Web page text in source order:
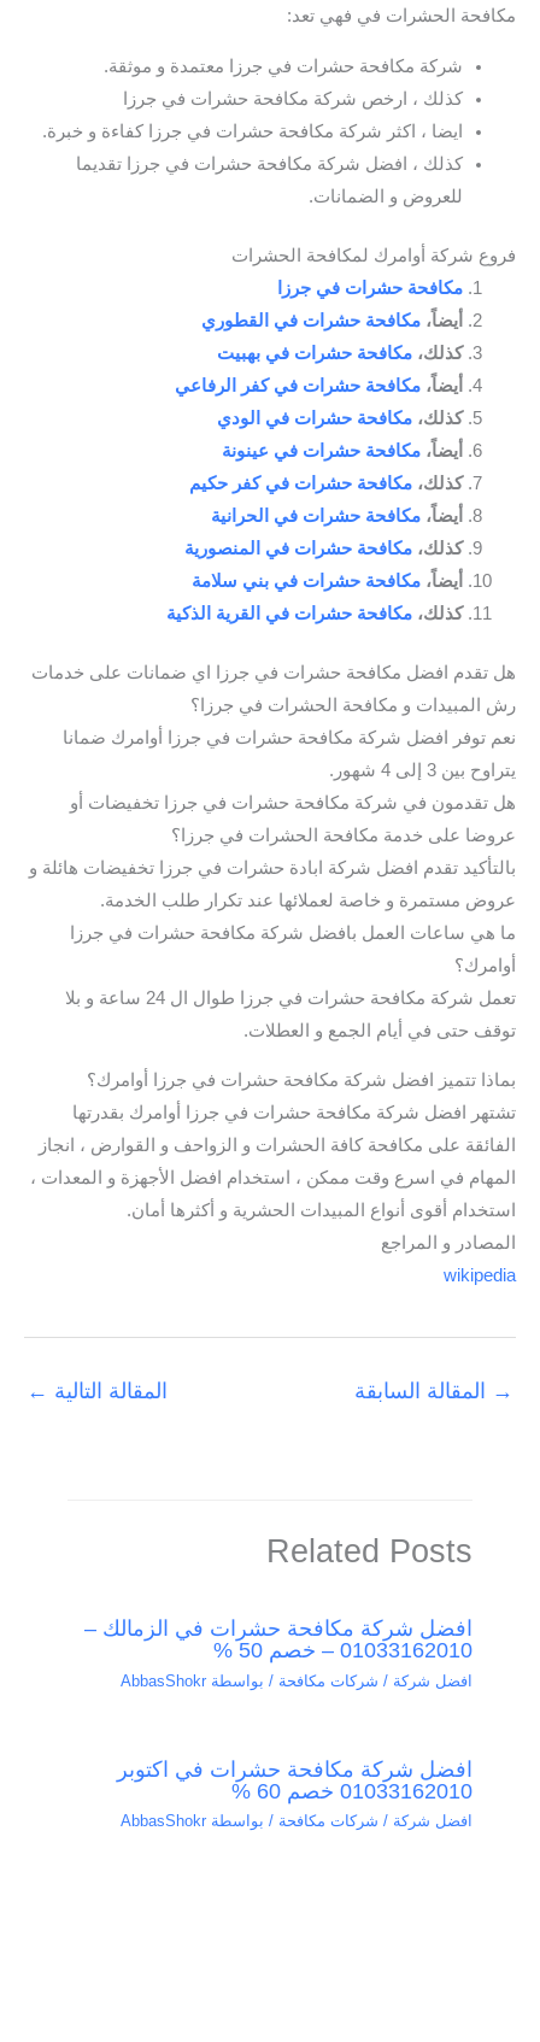
مكافحة الحشرات في فهي تعد:
شركة مكافحة حشرات في جرزا معتمدة و موثقة.
كذلك ، ارخص شركة مكافحة حشرات في جرزا
ايضا ، اكثر شركة مكافحة حشرات في جرزا كفاءة و خبرة.
كذلك ، افضل شركة مكافحة حشرات في جرزا تقديما
للعروض و الضمانات.
فروع شركة أوامرك لمكافحة الحشرات
مكافحة حشرات في جرزا
أيضاً، مكافحة حشرات في القطوري
كذلك، مكافحة حشرات في بهبيت
أيضاً، مكافحة حشرات في كفر الرفاعي
كذلك، مكافحة حشرات في الودي
أيضاً، مكافحة حشرات في عينونة
كذلك، مكافحة حشرات في كفر حكيم
أيضاً، مكافحة حشرات في الحرانية
كذلك، مكافحة حشرات في المنصورية
أيضاً، مكافحة حشرات في بني سلامة
كذلك، مكافحة حشرات في القرية الذكية
هل تقدم افضل مكافحة حشرات في جرزا اي ضمانات على خدمات
رش المبيدات و مكافحة الحشرات في جرزا؟
نعم توفر افضل شركة مكافحة حشرات في جرزا أوامرك ضمانا
يتراوح بين 3 إلى 4 شهور.
هل تقدمون في شركة مكافحة حشرات في جرزا تخفيضات أو
عروضا على خدمة مكافحة الحشرات في جرزا؟
بالتأكيد تقدم افضل شركة ابادة حشرات في جرزا تخفيضات هائلة و
عروض مستمرة و خاصة لعملائها عند تكرار طلب الخدمة.
ما هي ساعات العمل بافضل شركة مكافحة حشرات في جرزا
أوامرك؟
تعمل شركة مكافحة حشرات في جرزا طوال ال 24 ساعة و بلا
توقف حتى في أيام الجمع و العطلات.
بماذا تتميز افضل شركة مكافحة حشرات في جرزا أوامرك؟
تشتهر افضل شركة مكافحة حشرات في جرزا أوامرك بقدرتها
الفائقة على مكافحة كافة الحشرات و الزواحف و القوارض ، انجاز
المهام في اسرع وقت ممكن ، استخدام افضل الأجهزة و المعدات ،
استخدام أقوى أنواع المبيدات الحشرية و أكثرها أمان.
المصادر و المراجع
wikipedia
→ المقالة السابقة المقالة التالية ←
Related Posts
افضل شركة مكافحة حشرات في الزمالك –
01033162010 – خصم 50 %
افضل شركة / شركات مكافحة / بواسطة AbbasShokr
افضل شركة مكافحة حشرات في اكتوبر
01033162010 خصم 60 %
افضل شركة / شركات مكافحة / بواسطة AbbasShokr